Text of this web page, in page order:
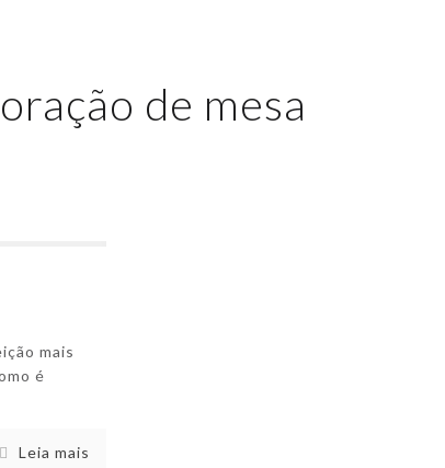
de mesa
mais
é
Leia mais